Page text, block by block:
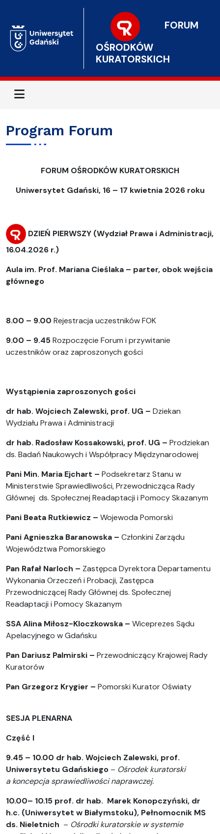
FORUM
OŚRODKÓW
KURATORSKICH
Menu
Program Forum
FORUM OŚRODKÓW KURATORSKICH
Uniwersytet Gdański, 16 – 17 kwietnia 2026 roku
DZIEŃ PIERWSZY (Wydział Prawa i Administracji,
16.04.2026 r.)
Aula im. Prof. Mariana Cieślaka – parter, obok wejścia
głównego
8.00 – 9.00 Rejestracja uczestników FOK
9.00 – 9.45Rozpoczęcie Forum i przywitanie
uczestników oraz zaproszonych gości
Wystąpienia zaproszonych gości
dr hab. Wojciech Zalewski, prof. UG – Dziekan
Wydziału Prawa i Administracji
dr hab. Radosław Kossakowski, prof. UG – Prodziekan
ds. Badań Naukowych i Współpracy Międzynarodowej
Pani Min. Maria Ejchart – Podsekretarz Stanu w
Ministerstwie Sprawiedliwości, Przewodnicząca Rady
Głównej ds. Społecznej Readaptacji i Pomocy Skazanym
Pani Beata Rutkiewicz – Wojewoda Pomorski
Pani Agnieszka Baranowska – Członkini Zarządu
Województwa Pomorskiego
Pan Rafał Narloch – Zastępca Dyrektora Departamentu
Wykonania Orzeczeń i Probacji, Zastępca
Przewodniczącej Rady Głównej ds. Społecznej
Readaptacji i Pomocy Skazanym
SSA Alina Miłosz-Kloczkowska – Wiceprezes Sądu
Apelacyjnego w Gdańsku
Pan Dariusz Palmirski – Przewodniczący Krajowej Rady
Kuratorów
Pan Grzegorz Krygier – Pomorski Kurator Oświaty
SESJA PLENARNA
Część I
9.45 – 10.00 dr hab. Wojciech Zalewski, prof.
Uniwersytetu Gdańskiego – Ośrodek kuratorski
a koncepcja sprawiedliwości naprawczej.
10.00– 10.15 prof. dr hab. Marek Konopczyński, dr
h.c. (Uniwersytet w Białymstoku), Pełnomocnik MS
ds. Nieletnich – Ośrodki kuratorskie w systemie